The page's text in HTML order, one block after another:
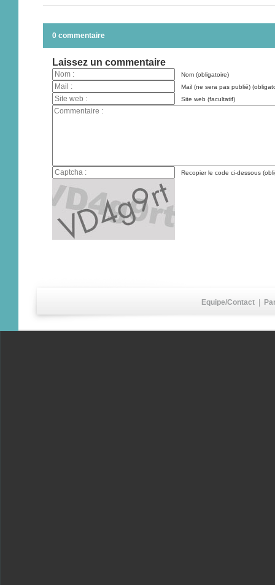
0 commentaire
Laissez un commentaire
Nom (obligatoire)
Mail (ne sera pas publié)
Site web (facultatif)
Recopier le code ci-dessous
Equipe/Contact